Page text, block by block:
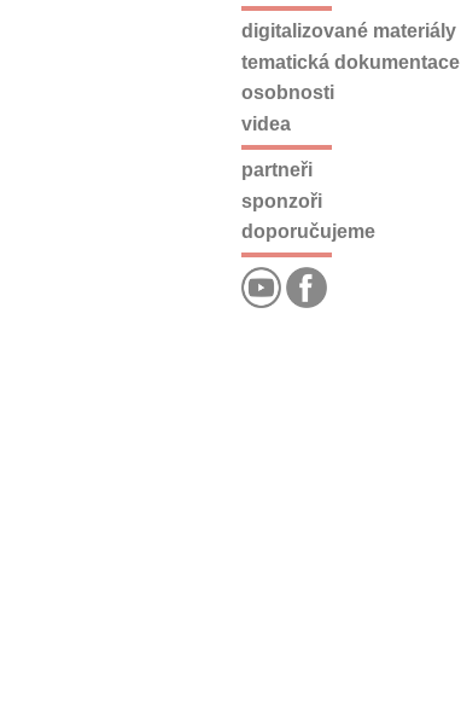
digitalizované materiály
tematická dokumentace
osobnosti
videa
partneři
sponzoři
doporučujeme